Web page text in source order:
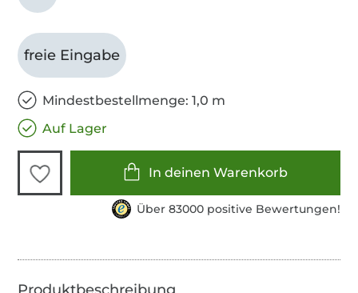
freie Eingabe
Mindestbestellmenge: 1,0 m
Auf Lager
In deinen Warenkorb
Über 83000 positive Bewertungen!